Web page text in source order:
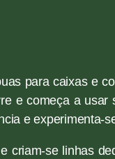
para caixas e
e começa a
e experimenta-
criam-se linhas